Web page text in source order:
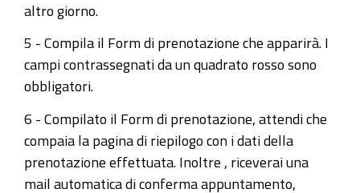
altro giorno.
5 - Compila il Form di prenotazione che apparirà. I
campi contrassegnati da un quadrato rosso sono
obbligatori.
6 - Compilato il Form di prenotazione, attendi che
compaia la pagina di riepilogo con i dati della
prenotazione effettuata. Inoltre , riceverai una
mail automatica di conferma appuntamento,